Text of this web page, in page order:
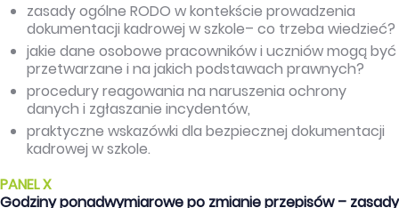
zasady ogólne RODO w kontekście prowadzenia
dokumentacji kadrowej w szkole– co trzeba wiedzieć?
jakie dane osobowe pracowników i uczniów mogą być
przetwarzane i na jakich podstawach prawnych?
procedury reagowania na naruszenia ochrony
danych i zgłaszanie incydentów,
praktyczne wskazówki dla bezpiecznej dokumentacji
kadrowej w szkole.
PANEL X
Godziny ponadwymiarowe po zmianie przepisów – zasady